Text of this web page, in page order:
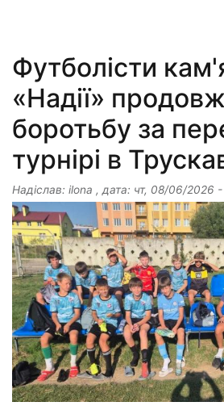
Футболісти
«Надії»
боротьбу за
турнірі в
Надіслав: ilona , дата: чт, 08/06/2026